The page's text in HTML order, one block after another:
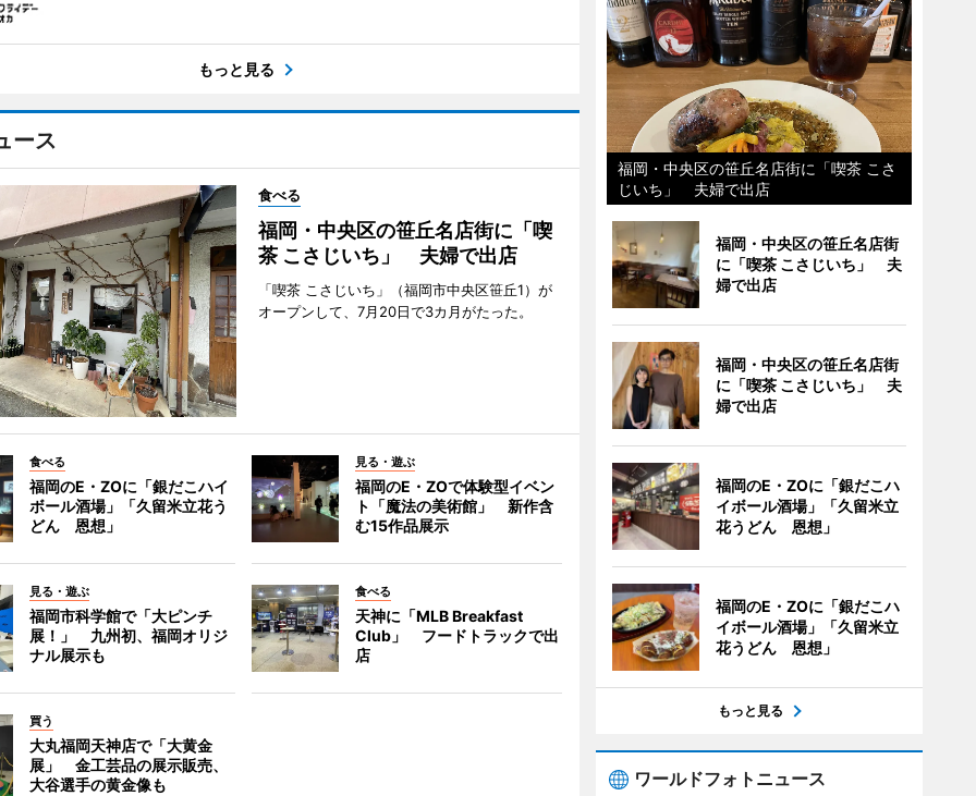
もっと見る
ース
食べる
福岡・中央区の笹丘名店街に「喫
茶 こさじいち」 夫婦で出店
「喫茶 こさじいち」（福岡市中央区笹丘1）が
オープンして、7月20日で3カ月がたった。
食べる
福岡のE・ZOに「銀だこハイ
ボール酒場」「久留米立花う
どん 恩想」
見る・遊ぶ
福岡のE・ZOで体験型イベン
ト「魔法の美術館」 新作含
む15作品展示
見る・遊ぶ
福岡市科学館で「大ピンチ
展！」 九州初、福岡オリジ
ナル展示も
食べる
天神に「MLB Breakfast
Club」 フードトラックで出
店
買う
大丸福岡天神店で「大黄金
展」 金工芸品の展示販売、
大谷選手の黄金像も
福岡・中央区の笹丘名店街に「喫茶 こさ
じいち」 夫婦で出店
福岡・中央区の笹丘名店街
に「喫茶 こさじいち」 夫
婦で出店
福岡・中央区の笹丘名店街
に「喫茶 こさじいち」 夫
婦で出店
福岡のE・ZOに「銀だこハ
イボール酒場」「久留米立
花うどん 恩想」
福岡のE・ZOに「銀だこハ
イボール酒場」「久留米立
花うどん 恩想」
もっと見る
ワールドフォトニュース